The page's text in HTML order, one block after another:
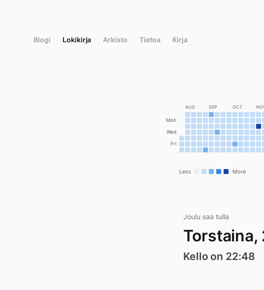
Blogi Lokikirja Arkisto Tietoa Kirja
Mon
Wed
Fri
AUG SEP OCT
Less More
Joulu saa tulla
Torstaina,
Kello on 22:48